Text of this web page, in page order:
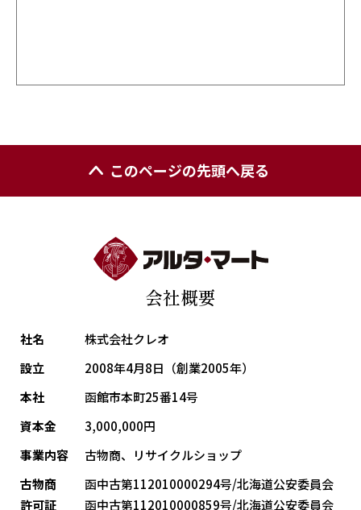
このページの先頭へ戻る
会社概要
社名
株式会社クレオ
設立
2008年4月8日（創業2005年）
本社
函館市本町25番14号
資本金
3,000,000円
事業内容
古物商、リサイクルショップ
古物商
許可証
函中古第112010000294号/北海道公安委員会
函中古第112010000859号/北海道公安委員会